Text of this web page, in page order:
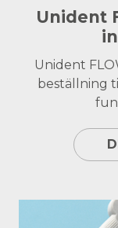
Unident
Unident
beställning